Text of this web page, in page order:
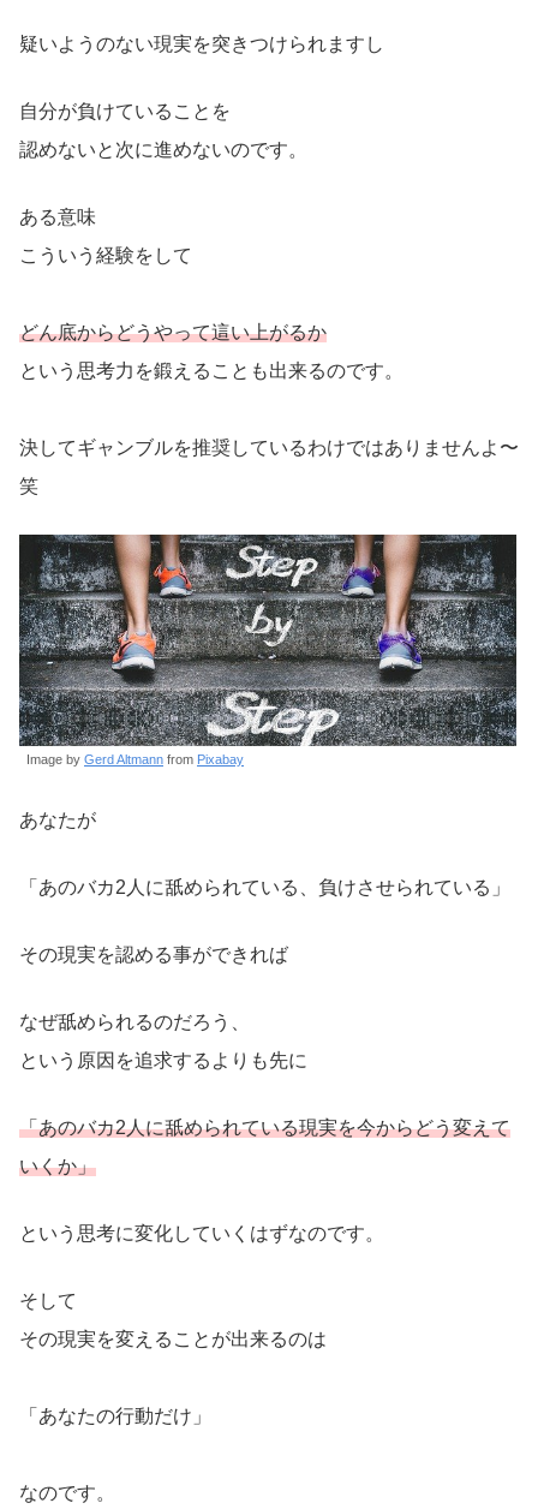
疑いようのない現実を突きつけられますし
自分が負けていることを
認めないと次に進めないのです。
ある意味
こういう経験をして
どん底からどうやって這い上がるか
という思考力を鍛えることも出来るのです。
決してギャンブルを推奨しているわけではありませんよ〜
笑
Image by Gerd Altmann from Pixabay
あなたが
「あのバカ2人に舐められている、負けさせられている」
その現実を認める事ができれば
なぜ舐められるのだろう、
という原因を追求するよりも先に
「あのバカ2人に舐められている現実を今からどう変えて
いくか」
という思考に変化していくはずなのです。
そして
その現実を変えることが出来るのは
「あなたの行動だけ」
なのです。